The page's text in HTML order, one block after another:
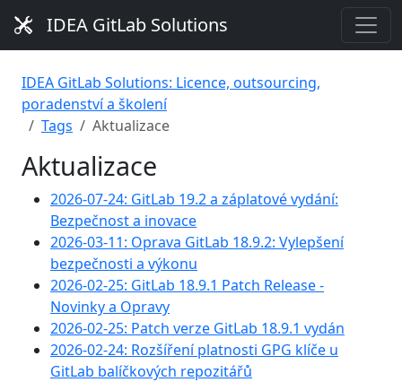
IDEA GitLab Solutions
IDEA GitLab Solutions: Licence, outsourcing,
poradenství a školení
Tags
Aktualizace
Aktualizace
2026-07-24: GitLab 19.2 a záplatové vydání:
Bezpečnost a inovace
2026-03-11: Oprava GitLab 18.9.2: Vylepšení
bezpečnosti a výkonu
2026-02-25: GitLab 18.9.1 Patch Release -
Novinky a Opravy
2026-02-25: Patch verze GitLab 18.9.1 vydán
2026-02-24: Rozšíření platnosti GPG klíče u
GitLab balíčkových repozitářů